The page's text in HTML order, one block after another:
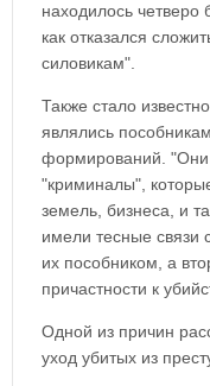
находилось четверо
как отказался
силовикам".
Также стало
являлись
формирований. "Они
"криминалы",
земель, бизнеса, и
имели тесные связи
их пособником, а
причастности к
Одной из причин
уход убитых из